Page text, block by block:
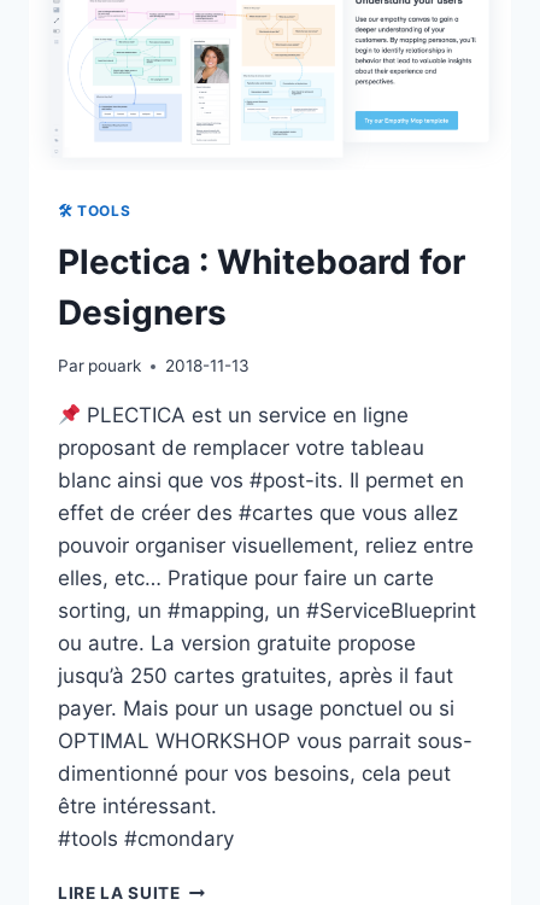
🛠 TOOLS
Plectica : Whiteboard for
Designers
Par pouark 2018-11-13
PLECTICA est un service en ligne
proposant de remplacer votre tableau
blanc ainsi que vos #post-its. Il permet en
effet de créer des #cartes que vous allez
pouvoir organiser visuellement, reliez entre
elles, etc… Pratique pour faire un carte
sorting, un #mapping, un #ServiceBlueprint
ou autre. La version gratuite propose
jusqu’à 250 cartes gratuites, après il faut
payer. Mais pour un usage ponctuel ou si
OPTIMAL WHORKSHOP vous parrait sous-
dimentionné pour vos besoins, cela peut
être intéressant.
#tools #cmondary
LIRE LA SUITEPLECTICA